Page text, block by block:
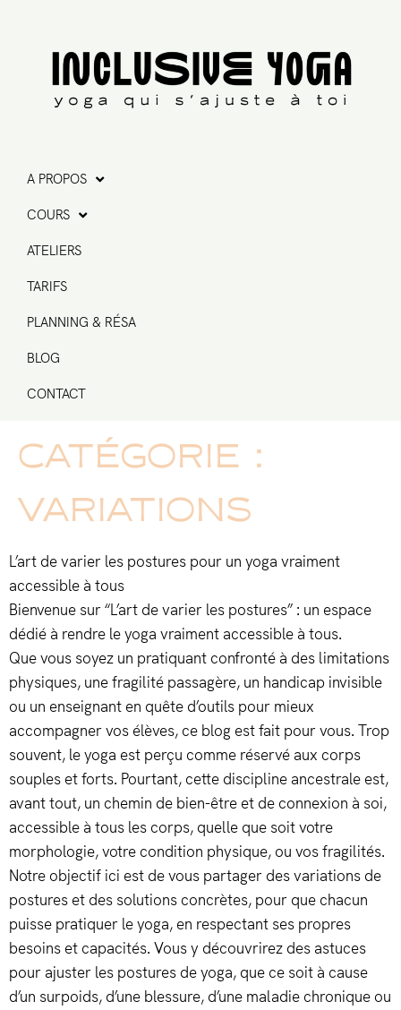
A PROPOS
COURS
ATELIERS
TARIFS
PLANNING & RÉSA
BLOG
CONTACT
CATÉGORIE :
VARIATIONS
L’art de varier les postures pour un yoga vraiment
accessible à tous
Bienvenue sur “L’art de varier les postures” : un espace
dédié à rendre le yoga vraiment accessible à tous.
Que vous soyez un pratiquant confronté à des limitations
physiques, une fragilité passagère, un handicap invisible
ou un enseignant en quête d’outils pour mieux
accompagner vos élèves, ce blog est fait pour vous. Trop
souvent, le yoga est perçu comme réservé aux corps
souples et forts. Pourtant, cette discipline ancestrale est,
avant tout, un chemin de bien-être et de connexion à soi,
accessible à tous les corps, quelle que soit votre
morphologie, votre condition physique, ou vos fragilités.
Notre objectif ici est de vous partager des variations de
postures et des solutions concrètes, pour que chacun
puisse pratiquer le yoga, en respectant ses propres
besoins et capacités. Vous y découvrirez des astuces
pour ajuster les postures de yoga, que ce soit à cause
d’un surpoids, d’une blessure, d’une maladie chronique ou